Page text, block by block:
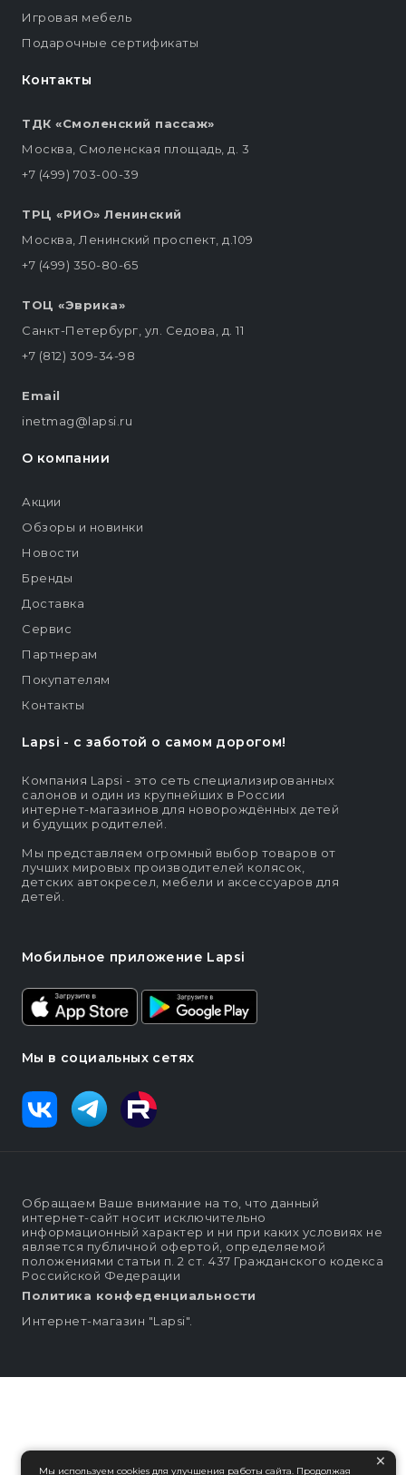
Lapsi - c заботой о самом дорогом!
Компания Lapsi - это сеть специализированных
салонов и один из крупнейших в России
интернет-магазинов для новорождённых детей
и будущих родителей.
Мы представляем огромный выбор товаров от
лучших мировых производителей колясок,
детских автокресел, мебели и аксессуаров для
детей.
Мобильное приложение Lapsi
Мы в социальных сетях
Контакты
ТДК «Смоленский пассаж»
Москва, Смоленская площадь, д. 3
+7 (499) 703-00-39
ТРЦ «РИО» Ленинский
Москва, Ленинский проспект, д.109
+7 (499) 350-80-65
ТОЦ «Эврика»
Санкт-Петербург, ул. Седова, д. 11
+7 (812) 309-34-98
Email
inetmag@lapsi.ru
Игровая мебель
Подарочные сертификаты
О компании
Акции
Обзоры и новинки
Новости
Бренды
Доставка
Сервис
Партнерам
Покупателям
Контакты
Обращаем Ваше внимание на то, что данный
интернет-сайт носит исключительно
информационный характер и ни при каких условиях не
является публичной офертой, определяемой
положениями статьи п. 2 ст. 437 Гражданского кодекса
Российской Федерации
Политика конфеденциальности
Интернет-магазин "Lapsi".
×
Мы используем cookies для улучшения работы сайта. Продолжая